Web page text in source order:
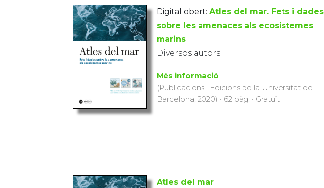
Digital obert: Atles del mar. Fets i dades
sobre les amenaces als ecosistemes
marins
Diversos autors
Més informació
(Publicacions i Edicions de la Universitat de
Barcelona, 2020) · 62 pàg. · Gratuït
Atles del mar